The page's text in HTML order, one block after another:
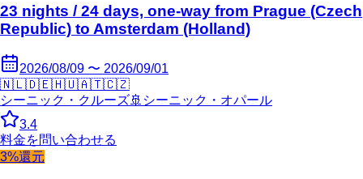
23 nights / 24 days, one-way from Prague (Czech
Republic) to Amsterdam (Holland)
2026/08/09 〜 2026/09/01
🇳🇱🇩🇪🇭🇺🇦🇹🇨🇿
シーニック・クルーズ🚢 シーニック・オパール
3.4
料金を問い合わせる
3%還元